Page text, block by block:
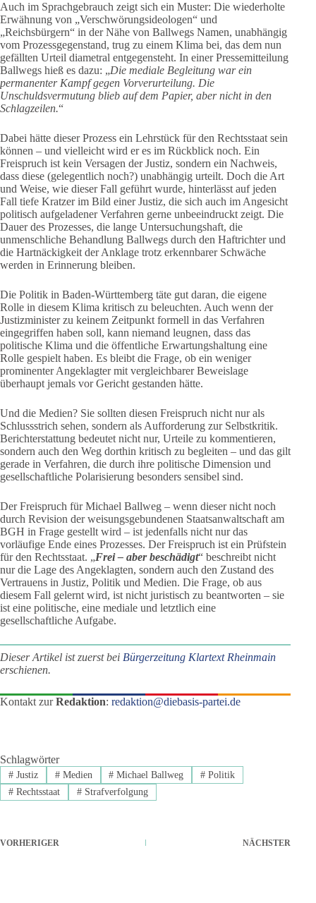
Auch im Sprachgebrauch zeigt sich ein Muster: Die wiederholte
Erwähnung von „Verschwörungsideologen“ und
„Reichsbürgern“ in der Nähe von Ballwegs Namen, unabhängig
vom Prozessgegenstand, trug zu einem Klima bei, das dem nun
gefällten Urteil diametral entgegensteht. In einer Pressemitteilung
Ballwegs hieß es dazu: „Die mediale Begleitung war ein
permanenter Kampf gegen Vorverurteilung. Die
Unschuldsvermutung blieb auf dem Papier, aber nicht in den
Schlagzeilen.“
Dabei hätte dieser Prozess ein Lehrstück für den Rechtsstaat sein
können – und vielleicht wird er es im Rückblick noch. Ein
Freispruch ist kein Versagen der Justiz, sondern ein Nachweis,
dass diese (gelegentlich noch?) unabhängig urteilt. Doch die Art
und Weise, wie dieser Fall geführt wurde, hinterlässt auf jeden
Fall tiefe Kratzer im Bild einer Justiz, die sich auch im Angesicht
politisch aufgeladener Verfahren gerne unbeeindruckt zeigt. Die
Dauer des Prozesses, die lange Untersuchungshaft, die
unmenschliche Behandlung Ballwegs durch den Haftrichter und
die Hartnäckigkeit der Anklage trotz erkennbarer Schwäche
werden in Erinnerung bleiben.
Die Politik in Baden-Württemberg täte gut daran, die eigene
Rolle in diesem Klima kritisch zu beleuchten. Auch wenn der
Justizminister zu keinem Zeitpunkt formell in das Verfahren
eingegriffen haben soll, kann niemand leugnen, dass das
politische Klima und die öffentliche Erwartungshaltung eine
Rolle gespielt haben. Es bleibt die Frage, ob ein weniger
prominenter Angeklagter mit vergleichbarer Beweislage
überhaupt jemals vor Gericht gestanden hätte.
Und die Medien? Sie sollten diesen Freispruch nicht nur als
Schlussstrich sehen, sondern als Aufforderung zur Selbstkritik.
Berichterstattung bedeutet nicht nur, Urteile zu kommentieren,
sondern auch den Weg dorthin kritisch zu begleiten – und das gilt
gerade in Verfahren, die durch ihre politische Dimension und
gesellschaftliche Polarisierung besonders sensibel sind.
Der Freispruch für Michael Ballweg – wenn dieser nicht noch
durch Revision der weisungsgebundenen Staatsanwaltschaft am
BGH in Frage gestellt wird – ist jedenfalls nicht nur das
vorläufige Ende eines Prozesses. Der Freispruch ist ein Prüfstein
für den Rechtsstaat. „Frei – aber beschädigt“ beschreibt nicht
nur die Lage des Angeklagten, sondern auch den Zustand des
Vertrauens in Justiz, Politik und Medien. Die Frage, ob aus
diesem Fall gelernt wird, ist nicht juristisch zu beantworten – sie
ist eine politische, eine mediale und letztlich eine
gesellschaftliche Aufgabe.
Dieser Artikel ist zuerst bei Bürgerzeitung Klartext Rheinmain
erschienen.
Kontakt zurRedaktion: redaktion@diebasis-partei.de
Schlagwörter
#Justiz #Medien # Michael Ballweg # Politik
#Rechtsstaat #Strafverfolgung
VORHERIGER NÄCHSTER